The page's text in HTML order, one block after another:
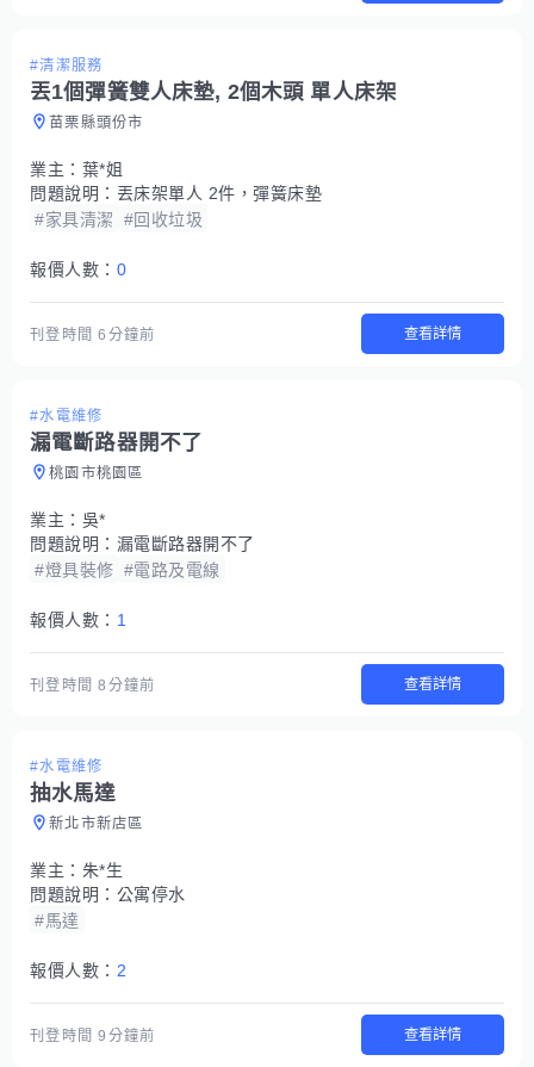
#清潔服務
丟1個彈簧雙人床墊, 2個木頭 單人床架
苗栗縣頭份市
業主： 葉*姐
問題說明： 丟床架單人 2件，彈簧床墊
#家具清潔
#回收垃圾
報價人數： 0
刊登時間6分鐘前 查看詳情
#水電維修
漏電斷路器開不了
桃園市桃園區
業主： 吳*
問題說明： 漏電斷路器開不了
#燈具裝修 #電路及電線
報價人數： 1
刊登時間8分鐘前 查看詳情
#水電維修
抽水馬達
新北市新店區
業主： 朱*生
問題說明： 公寓停水
#馬達
報價人數： 2
刊登時間9分鐘前 查看詳情